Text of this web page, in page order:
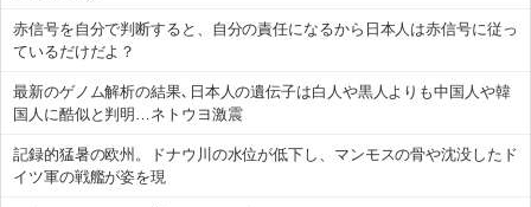
赤信号を自分で判断すると、自分の責任になるから日本人は赤信号に従っ
ているだけだよ？
最新のゲノム解析の結果､日本人の遺伝子は白人や黒人よりも中国人や韓
国人に酷似と判明…ネトウヨ激震
記録的猛暑の欧州。ドナウ川の水位が低下し、マンモスの骨や沈没したド
イツ軍の戦艦が姿を現